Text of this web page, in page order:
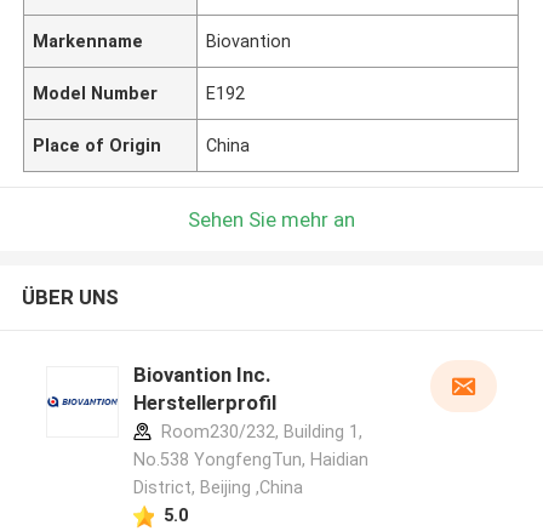
Markenname Biovantion
Model Number E192
Place of Origin China
Sehen Sie mehr an
ÜBER UNS
Biovantion Inc.
Herstellerprofil
Room230/232, Building 1,
No.538 YongfengTun, Haidian
District, Beijing ,China
5.0